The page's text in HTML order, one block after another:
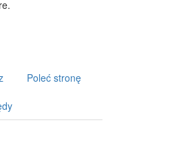
METALOWY
Poleć stronę